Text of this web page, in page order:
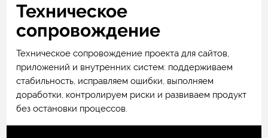
Техническое
сопровождение
Техническое сопровождение проекта для сайтов,
приложений и внутренних систем: поддерживаем
стабильность, исправляем ошибки, выполняем
доработки, контролируем риски и развиваем продукт
без остановки процессов.